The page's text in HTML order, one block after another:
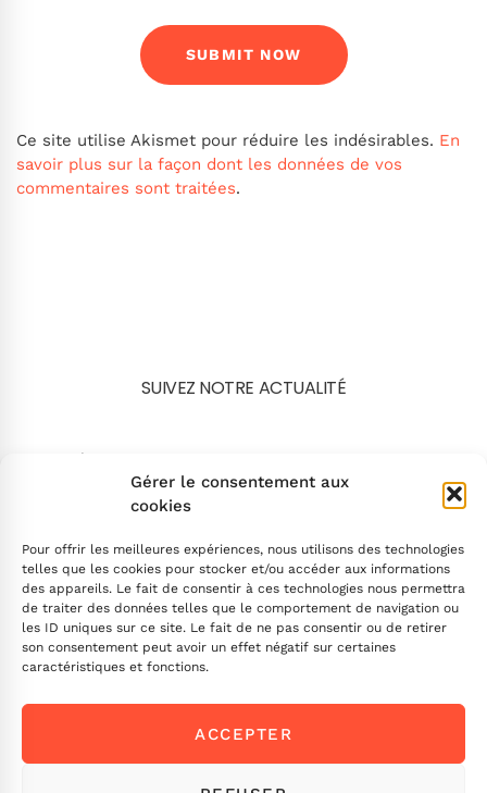
Gérer le consentement aux
cookies
Pour offrir les meilleures expériences, nous utilisons des technologies
telles que les cookies pour stocker et/ou accéder aux informations
des appareils. Le fait de consentir à ces technologies nous permettra
de traiter des données telles que le comportement de navigation ou
les ID uniques sur ce site. Le fait de ne pas consentir ou de retirer
son consentement peut avoir un effet négatif sur certaines
caractéristiques et fonctions.
ACCEPTER
Ce site utilise Akismet pour réduire les indésirables. En
savoir plus sur la façon dont les données de vos
commentaires sont traitées.
SUIVEZ NOTRE ACTUALITÉ
Search
INSCRIVEZ-VOUS
Envoyez-nous un message
Ou appelez-nousICI